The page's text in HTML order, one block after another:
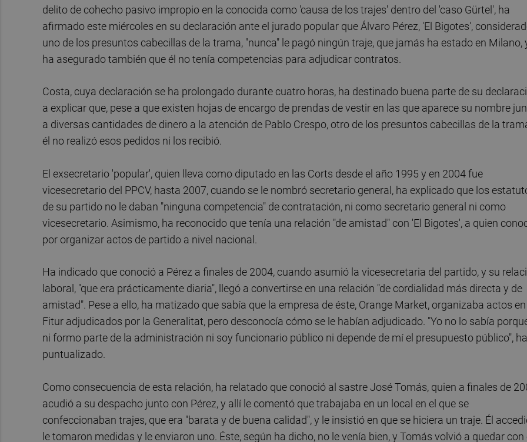
delito de cohecho pasivo impropio en la conocida como 'causa de los trajes' dentro del 'caso Gürtel', ha
afirmado este miércoles en su declaración ante el jurado popular que Álvaro Pérez, 'El Bigotes',
uno de los presuntos cabecillas de la trama, "nunca" le pagó ningún traje, que jamás ha estado en Milano,
ha asegurado también que él no tenía competencias para adjudicar contratos.
Costa, cuya declaración se ha prolongado durante cuatro horas, ha destinado buena parte de su
a explicar que, pese a que existen hojas de encargo de prendas de vestir en las que aparece su nombre
a diversas cantidades de dinero a la atención de Pablo Crespo, otro de los presuntos cabecillas de la
él no realizó esos pedidos ni los recibió.
El exsecretario 'popular', quien lleva como diputado en las Corts desde el año 1995 y en 2004 fue
vicesecretario del PPCV, hasta 2007, cuando se le nombró secretario general, ha explicado que los
de su partido no le daban "ninguna competencia" de contratación, ni como secretario general ni como
vicesecretario. Asimismo, ha reconocido que tenía una relación "de amistad" con 'El Bigotes', a quien
por organizar actos de partido a nivel nacional.
Ha indicado que conoció a Pérez a finales de 2004, cuando asumió la vicesecretaria del partido, y su
laboral, "que era prácticamente diaria", llegó a convertirse en una relación "de cordialidad más directa y de
amistad". Pese a ello, ha matizado que sabía que la empresa de éste, Orange Market, organizaba actos en
Fitur adjudicados por la Generalitat, pero desconocía cómo se le habían adjudicado. "Yo no lo sabía
ni formo parte de la administración ni soy funcionario público ni depende de mí el presupuesto público", ha
puntualizado.
Como consecuencia de esta relación, ha relatado que conoció al sastre José Tomás, quien a finales de
acudió a su despacho junto con Pérez, y allí le comentó que trabajaba en un local en el que se
confeccionaban trajes, que era "barata y de buena calidad", y le insistió en que se hiciera un traje. Él
le tomaron medidas y le enviaron uno. Éste, según ha dicho, no le venía bien, y Tomás volvió a quedar con